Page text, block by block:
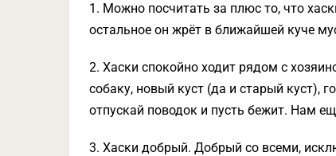
1. Можно посчитать за плюс то, что
остальное он жрёт в ближайшей куче
2. Хаски спокойно ходит рядом с
собаку, новый куст (да и старый куст),
отпускай поводок и пусть бежит. Нам
3. Хаски добрый. Добрый со всеми,